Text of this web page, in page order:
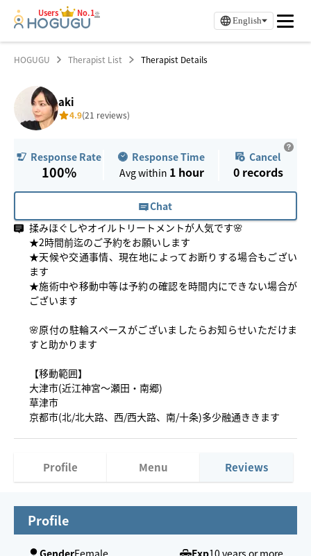
Users No.1※
English
HOGUGU Therapist List Therapist Details
aki
4.9(21 reviews)
Response Rate
100%
Response Time
Avg within 1 hour
Cancel
0 records
Chat
揉みほぐしやオイルトリートメントが人気です🌸
★2時間前迄のご予約をお願いします
★天候や交通事情、現在地によってお断りする場合もござい
ます
★施術中や移動中等は予約の確認を時間内にできない場合が
ございます
🌸原付の駐輪スペースがございましたらお知らせいただけま
すと助かります
【移動範囲】
大津市(近江神宮〜瀬田・南郷)
草津市
京都市(北/北大路、西/西大路、南/十条)多少融通ききます
Profile Menu Reviews
Profile
GenderFemale Exp10 years or more